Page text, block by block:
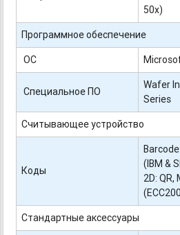
50х)
Программное обеспечение
ОС
Специальное ПО
Wafer
Series
Считывающее устройство
Коды
(IBM &
2D:
Стандартные аксессуары